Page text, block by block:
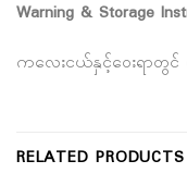
Warning & Storage
ကလေးငယ်နှင့်ဝေးရာတွင်
RELATED PRODUCTS